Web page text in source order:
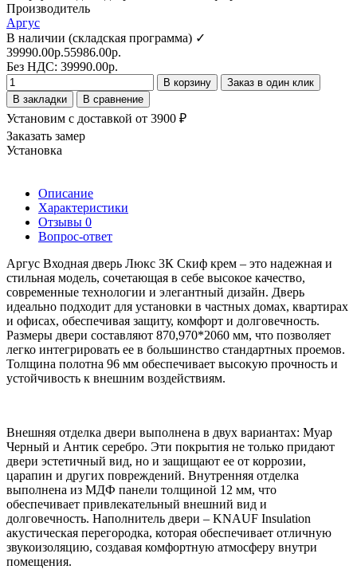
Производитель
Аргус
В наличии (складская программа) ✓
39990.00р.55986.00р.
Без НДС: 39990.00р.
В корзину
Заказ в один клик
В закладки
В сравнение
Установим с доставкой от 3900 ₽
Заказать замер
Установка
Описание
Характеристики
Отзывы 0
Вопрос-ответ
Аргус Входная дверь Люкс 3К Скиф крем – это надежная и
стильная модель, сочетающая в себе высокое качество,
современные технологии и элегантный дизайн. Дверь
идеально подходит для установки в частных домах, квартирах
и офисах, обеспечивая защиту, комфорт и долговечность.
Размеры двери составляют 870,970*2060 мм, что позволяет
легко интегрировать ее в большинство стандартных проемов.
Толщина полотна 96 мм обеспечивает высокую прочность и
устойчивость к внешним воздействиям.
Внешняя отделка двери выполнена в двух вариантах: Муар
Черный и Антик серебро. Эти покрытия не только придают
двери эстетичный вид, но и защищают ее от коррозии,
царапин и других повреждений. Внутренняя отделка
выполнена из МДФ панели толщиной 12 мм, что
обеспечивает привлекательный внешний вид и
долговечность. Наполнитель двери – KNAUF Insulation
акустическая перегородка, которая обеспечивает отличную
звукоизоляцию, создавая комфортную атмосферу внутри
помещения.